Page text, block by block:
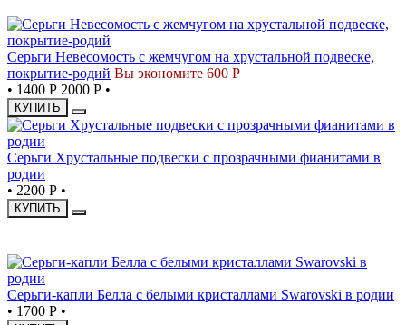
Серьги Невесомость с жемчугом на хрустальной подвеске,
покрытие-родий Вы экономите 600 Р
• 1400 Р 2000 Р •
КУПИТЬ
Серьги Хрустальные подвески с прозрачными фианитами в
родии
• 2200 Р •
КУПИТЬ
Серьги-капли Белла с белыми кристаллами Swarovski в родии
• 1700 Р •